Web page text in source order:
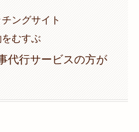
ングサイト
むすぶ
代行サービスの方が